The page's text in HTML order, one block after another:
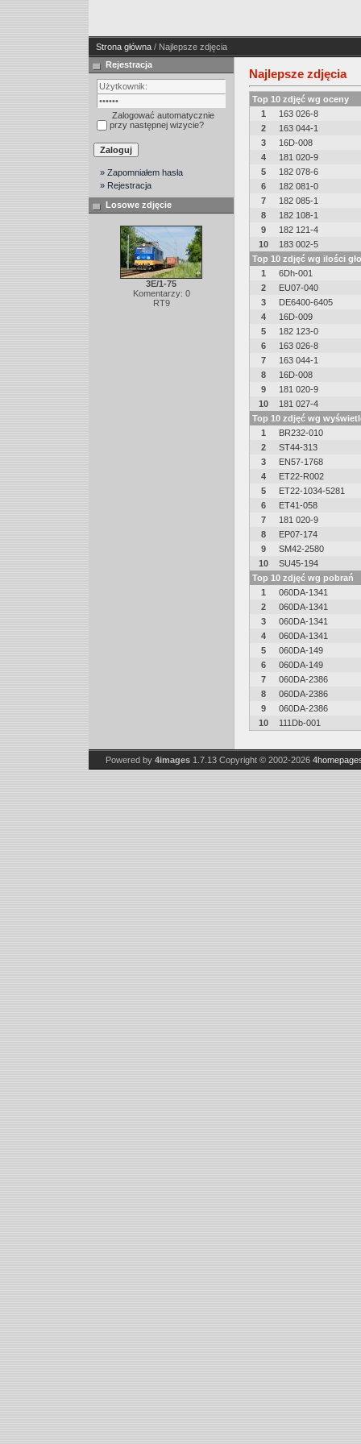
Strona główna / Najlepsze zdjęcia
Rejestracja
Zalogować automatycznie
przy następnej wizycie?
» Zapomniałem hasła
» Rejestracja
Losowe zdjęcie
3E/1-75
Komentarzy: 0
RT9
Najlepsze zdjęcia
Top 10 zdjęć wg oceny
1
163 026-8
2
163 044-1
3
16D-008
4
181 020-9
5
182 078-6
6
182 081-0
7
182 085-1
8
182 108-1
9
182 121-4
10
183 002-5
Top 10 zdjęć wg ilości
1
6Dh-001
2
EU07-040
3
DE6400-6405
4
16D-009
5
182 123-0
6
163 026-8
7
163 044-1
8
16D-008
9
181 020-9
10
181 027-4
Top 10 zdjęć wg
1
BR232-010
2
ST44-313
3
EN57-1768
4
ET22-R002
5
ET22-1034-5281
6
ET41-058
7
181 020-9
8
EP07-174
9
SM42-2580
10
SU45-194
Top 10 zdjęć wg pobrań
1
060DA-1341
2
060DA-1341
3
060DA-1341
4
060DA-1341
5
060DA-149
6
060DA-149
7
060DA-2386
8
060DA-2386
9
060DA-2386
10
111Db-001
Powered by 4images 1.7.13 Copyright © 2002-2026